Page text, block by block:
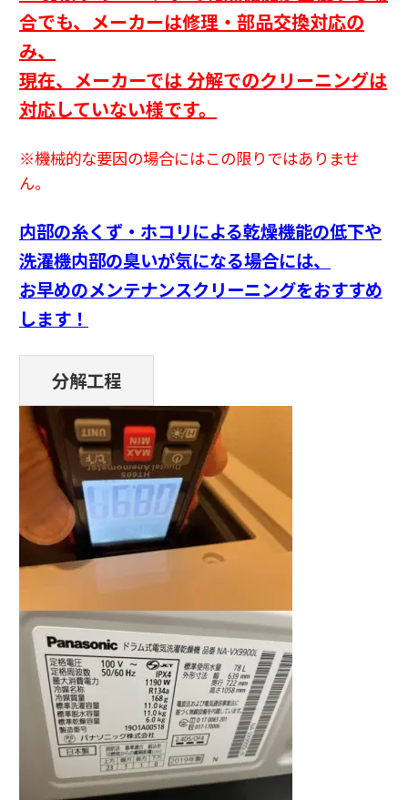
合でも、 メーカーは修理・部品交換対応の
み、
現在、メーカーでは 分解でのクリーニングは
対応していない様です。
※機械的な要因の場合にはこの限りではありませ
ん。
内部の糸くず・ホコリによる乾燥機能の低下や
洗濯機内部の臭いが気になる場合には、
お早めのメンテナンスクリーニングをおすすめ
します！
分解工程